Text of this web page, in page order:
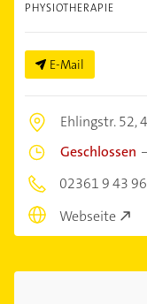
PHYSIOTHERAPIE
E-Mail
Ehlingstr. 52,
Geschlossen
02361 9 43
Webseite